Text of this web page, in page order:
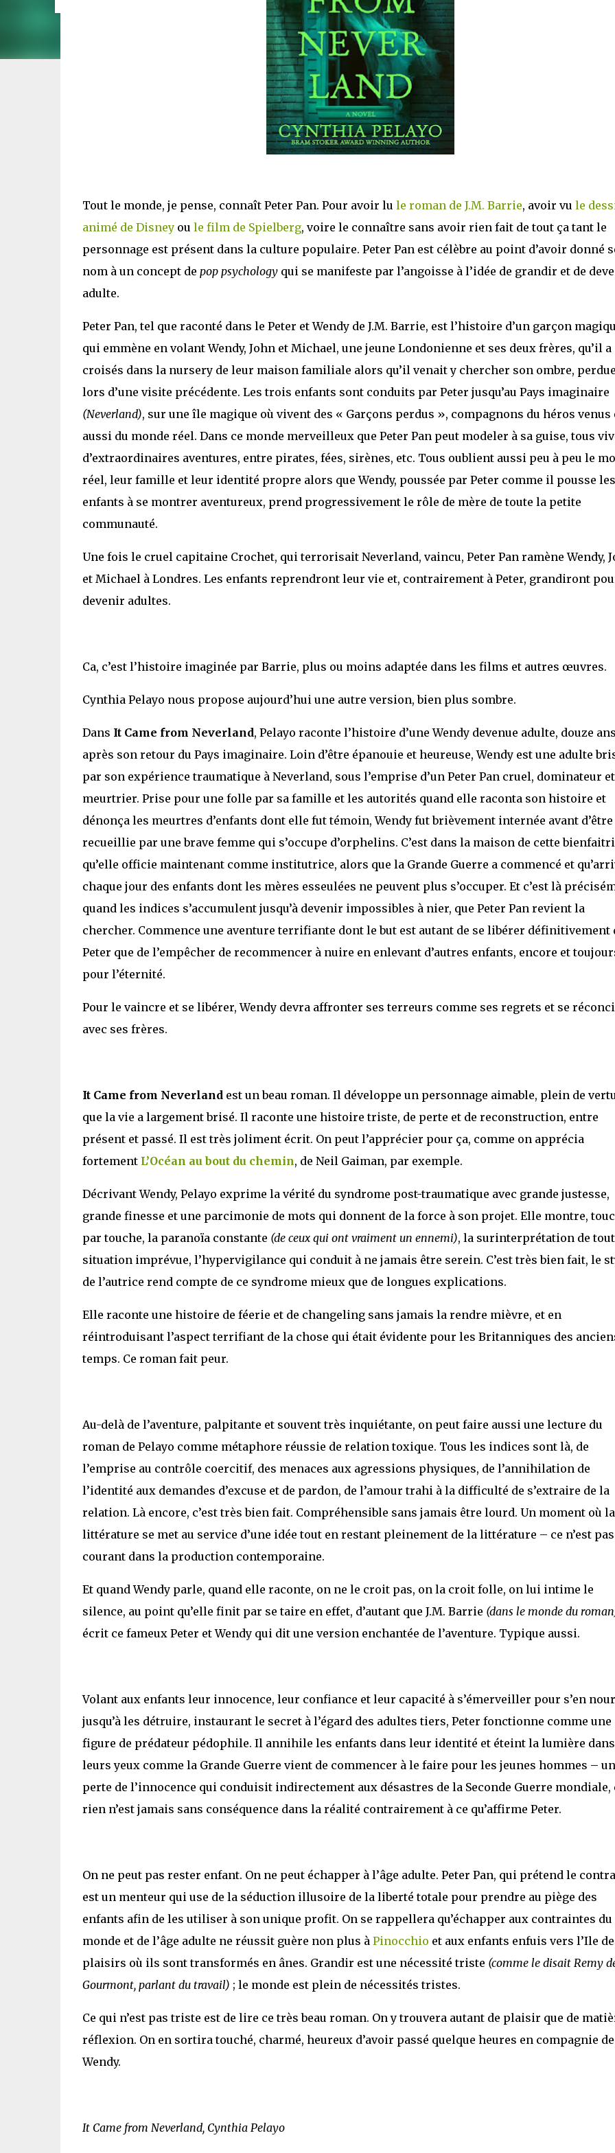
Tout le monde, je pense, connaît Peter Pan. Pour avoir lu le roman de J.M. Barrie, avoir vu le
animé de Disneyou le film de Spielberg, voire le connaître sans avoir rien fait de tout ça tant le
personnage est présent dans la culture populaire. Peter Pan est célèbre au point d’avoir donné
nom à un concept de pop psychologyqui se manifeste par l’angoisse à l’idée de grandir et de
adulte.
Peter Pan, tel que raconté dans le Peter et Wendy de J.M. Barrie, est l’histoire d’un garçon
qui emmène en volant Wendy, John et Michael, une jeune Londonienne et ses deux frères, qu’il a
croisés dans la nursery de leur maison familiale alors qu’il venait y chercher son ombre, perdue
lors d’une visite précédente. Les trois enfants sont conduits par Peter jusqu’au Pays imaginaire
(Neverland), sur une île magique où vivent des « Garçons perdus », compagnons du héros venus
aussi du monde réel. Dans ce monde merveilleux que Peter Pan peut modeler à sa guise, tous
d’extraordinaires aventures, entre pirates, fées, sirènes, etc. Tous oublient aussi peu à peu le
réel, leur famille et leur identité propre alors que Wendy, poussée par Peter comme il pousse les
enfants à se montrer aventureux, prend progressivement le rôle de mère de toute la petite
communauté.
Une fois le cruel capitaine Crochet, qui terrorisait Neverland, vaincu, Peter Pan ramène Wendy,
et Michael à Londres. Les enfants reprendront leur vie et, contrairement à Peter, grandiront
devenir adultes.
Ca, c’est l’histoire imaginée par Barrie, plus ou moins adaptée dans les films et autres œuvres.
Cynthia Pelayo nous propose aujourd’hui une autre version, bien plus sombre.
Dans It Came from Neverland, Pelayo raconte l’histoire d’une Wendy devenue adulte, douze ans
après son retour du Pays imaginaire. Loin d’être épanouie et heureuse, Wendy est une adulte
par son expérience traumatique à Neverland, sous l’emprise d’un Peter Pan cruel, dominateur et
meurtrier. Prise pour une folle par sa famille et les autorités quand elle raconta son histoire et
dénonça les meurtres d’enfants dont elle fut témoin, Wendy fut brièvement internée avant d’être
recueillie par une brave femme qui s’occupe d’orphelins. C’est dans la maison de cette
qu’elle officie maintenant comme institutrice, alors que la Grande Guerre a commencé et
chaque jour des enfants dont les mères esseulées ne peuvent plus s’occuper. Et c’est là
quand les indices s’accumulent jusqu’à devenir impossibles à nier, que Peter Pan revient la
chercher. Commence une aventure terrifiante dont le but est autant de se libérer définitivement
Peter que de l’empêcher de recommencer à nuire en enlevant d’autres enfants, encore et
pour l’éternité.
Pour le vaincre et se libérer, Wendy devra affronter ses terreurs comme ses regrets et se
avec ses frères.
It Came from Neverlandest un beau roman. Il développe un personnage aimable, plein de
que la vie a largement brisé. Il raconte une histoire triste, de perte et de reconstruction, entre
présent et passé. Il est très joliment écrit. On peut l’apprécier pour ça, comme on apprécia
fortement L’Océan au bout du chemin, de Neil Gaiman, par exemple.
Décrivant Wendy, Pelayo exprime la vérité du syndrome post-traumatique avec grande justesse,
grande finesse et une parcimonie de mots qui donnent de la force à son projet. Elle montre,
par touche, la paranoïa constante (de ceux qui ont vraiment un ennemi), la surinterprétation de
situation imprévue, l’hypervigilance qui conduit à ne jamais être serein. C’est très bien fait, le
de l’autrice rend compte de ce syndrome mieux que de longues explications.
Elle raconte une histoire de féerie et de changeling sans jamais la rendre mièvre, et en
réintroduisant l’aspect terrifiant de la chose qui était évidente pour les Britanniques des
temps. Ce roman fait peur.
Au-delà de l’aventure, palpitante et souvent très inquiétante, on peut faire aussi une lecture du
roman de Pelayo comme métaphore réussie de relation toxique. Tous les indices sont là, de
l’emprise au contrôle coercitif, des menaces aux agressions physiques, de l’annihilation de
l’identité aux demandes d’excuse et de pardon, de l’amour trahi à la difficulté de s’extraire de la
relation. Là encore, c’est très bien fait. Compréhensible sans jamais être lourd. Un moment où la
littérature se met au service d’une idée tout en restant pleinement de la littérature – ce n’est pas
courant dans la production contemporaine.
Et quand Wendy parle, quand elle raconte, on ne le croit pas, on la croit folle, on lui intime le
silence, au point qu’elle finit par se taire en effet, d’autant que J.M. Barrie (dans le monde du
écrit ce fameux Peter et Wendy qui dit une version enchantée de l’aventure. Typique aussi.
Volant aux enfants leur innocence, leur confiance et leur capacité à s’émerveiller pour s’en
jusqu’à les détruire, instaurant le secret à l’égard des adultes tiers, Peter fonctionne comme une
figure de prédateur pédophile. Il annihile les enfants dans leur identité et éteint la lumière dans
leurs yeux comme la Grande Guerre vient de commencer à le faire pour les jeunes hommes –
perte de l’innocence qui conduisit indirectement aux désastres de la Seconde Guerre mondiale,
rien n’est jamais sans conséquence dans la réalité contrairement à ce qu’affirme Peter.
On ne peut pas rester enfant. On ne peut échapper à l’âge adulte. Peter Pan, qui prétend le
est un menteur qui use de la séduction illusoire de la liberté totale pour prendre au piège des
enfants afin de les utiliser à son unique profit. On se rappellera qu’échapper aux contraintes du
monde et de l’âge adulte ne réussit guère non plus à Pinocchio et aux enfants enfuis vers l’Ile
plaisirs où ils sont transformés en ânes. Grandir est une nécessité triste (comme le disait Remy
Gourmont, parlant du travail) ; le monde est plein de nécessités tristes.
Ce qui n’est pas triste est de lire ce très beau roman. On y trouvera autant de plaisir que de
réflexion. On en sortira touché, charmé, heureux d’avoir passé quelque heures en compagnie de
Wendy.
It Came from Neverland, Cynthia Pelayo